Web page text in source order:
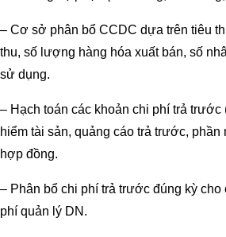
– Cơ sở phân bổ CCDC dựa trên tiêu
thu, số lượng hàng hóa xuất bán, số
sử dụng.
– Hạch toán các khoản chi phí trả trước
hiểm tài sản, quảng cáo trả trước,
hợp đồng.
– Phân bổ chi phí trả trước đúng kỳ cho
phí quản lý DN.